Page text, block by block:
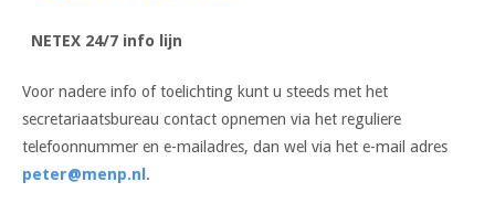
NETEX 24/7 info lijn
Voor nadere info of toelichting kunt u steeds met het
secretariaatsbureau contact opnemen via het reguliere
telefoonnummer en e-mailadres, dan wel via het e-mail adres
peter@menp.nl .